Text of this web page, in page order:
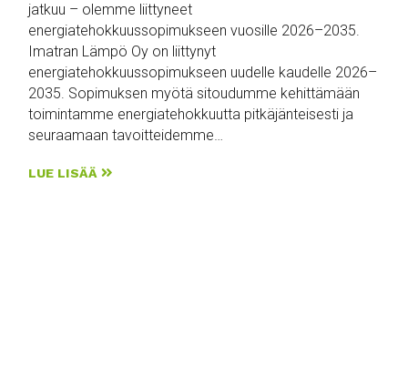
jatkuu – olemme liittyneet
energiatehokkuussopimukseen vuosille 2026–2035.
Imatran Lämpö Oy on liittynyt
energiatehokkuussopimukseen uudelle kaudelle 2026–
2035. Sopimuksen myötä sitoudumme kehittämään
toimintamme energiatehokkuutta pitkäjänteisesti ja
seuraamaan tavoitteidemme…
LUE LISÄÄ